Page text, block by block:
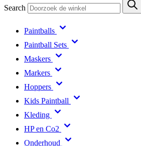
Search
Paintballs
Paintball Sets
Maskers
Markers
Hoppers
Kids Paintball
Kleding
HP en Co2
Onderhoud